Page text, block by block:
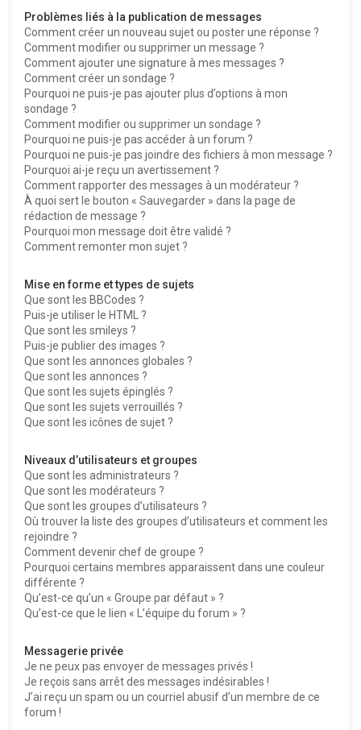
Problèmes liés à la publication de messages
Comment créer un nouveau sujet ou poster une réponse ?
Comment modifier ou supprimer un message ?
Comment ajouter une signature à mes messages ?
Comment créer un sondage ?
Pourquoi ne puis-je pas ajouter plus d’options à mon
sondage ?
Comment modifier ou supprimer un sondage ?
Pourquoi ne puis-je pas accéder à un forum ?
Pourquoi ne puis-je pas joindre des fichiers à mon message ?
Pourquoi ai-je reçu un avertissement ?
Comment rapporter des messages à un modérateur ?
À quoi sert le bouton « Sauvegarder » dans la page de
rédaction de message ?
Pourquoi mon message doit être validé ?
Comment remonter mon sujet ?
Mise en forme et types de sujets
Que sont les BBCodes ?
Puis-je utiliser le HTML ?
Que sont les smileys ?
Puis-je publier des images ?
Que sont les annonces globales ?
Que sont les annonces ?
Que sont les sujets épinglés ?
Que sont les sujets verrouillés ?
Que sont les icônes de sujet ?
Niveaux d’utilisateurs et groupes
Que sont les administrateurs ?
Que sont les modérateurs ?
Que sont les groupes d’utilisateurs ?
Où trouver la liste des groupes d’utilisateurs et comment les
rejoindre ?
Comment devenir chef de groupe ?
Pourquoi certains membres apparaissent dans une couleur
différente ?
Qu’est-ce qu’un « Groupe par défaut » ?
Qu’est-ce que le lien « L’équipe du forum » ?
Messagerie privée
Je ne peux pas envoyer de messages privés !
Je reçois sans arrêt des messages indésirables !
J’ai reçu un spam ou un courriel abusif d’un membre de ce
forum !